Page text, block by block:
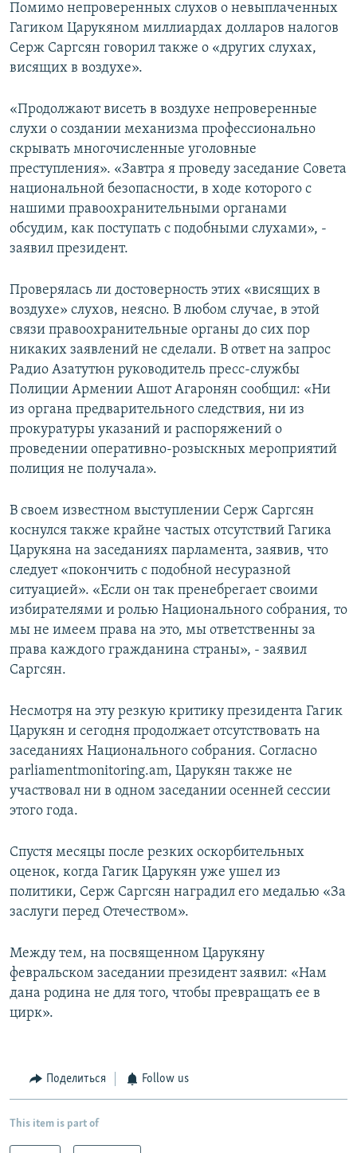
Помимо непроверенных слухов о невыплаченных
Гагиком Царукяном миллиардах долларов налогов
Серж Саргсян говорил также о «других слухах,
висящих в воздухе».
«Продолжают висеть в воздухе непроверенные
слухи о создании механизма профессионально
скрывать многочисленные уголовные
преступления». «Завтра я проведу заседание Совета
национальной безопасности, в ходе которого с
нашими правоохранительными органами
обсудим, как поступать с подобными слухами», -
заявил президент.
Проверялась ли достоверность этих «висящих в
воздухе» слухов, неясно. В любом случае, в этой
связи правоохранительные органы до сих пор
никаких заявлений не сделали. В ответ на запрос
Радио Азатутюн руководитель пресс-службы
Полиции Армении Ашот Агаронян сообщил: «Ни
из органа предварительного следствия, ни из
прокуратуры указаний и распоряжений о
проведении оперативно-розыскных мероприятий
полиция не получала».
В своем известном выступлении Серж Саргсян
коснулся также крайне частых отсутствий Гагика
Царукяна на заседаниях парламента, заявив, что
следует «покончить с подобной несуразной
ситуацией». «Если он так пренебрегает своими
избирателями и ролью Национального собрания, то
мы не имеем права на это, мы ответственны за
права каждого гражданина страны», - заявил
Саргсян.
Несмотря на эту резкую критику президента Гагик
Царукян и сегодня продолжает отсутствовать на
заседаниях Национального собрания. Согласно
parliamentmonitoring.am, Царукян также не
участвовал ни в одном заседании осенней сессии
этого года.
Спустя месяцы после резких оскорбительных
оценок, когда Гагик Царукян уже ушел из
политики, Серж Саргсян наградил его медалью «За
заслуги перед Отечеством».
Между тем, на посвященном Царукяну
февральском заседании президент заявил: «Нам
дана родина не для того, чтобы превращать ее в
цирк».
Поделиться Follow us
This item is part of